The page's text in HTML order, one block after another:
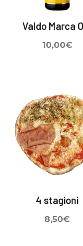
Valdo Marca
10,00€
4 stagioni
8,50€